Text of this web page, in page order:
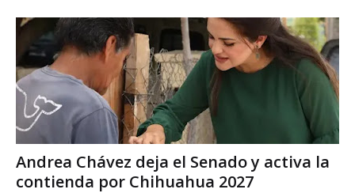
Andrea Chávez deja el Senado y activa la
contienda por Chihuahua 2027